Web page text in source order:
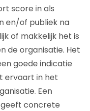
score in als
en/of publiek na
of makkelijk het is
de organisatie. Het
goede indicatie
ervaart in het
Een
concrete